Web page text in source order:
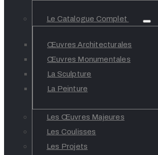
Le Catalogue Complet
Œuvres Architecturales
Œuvres Monumentales
La Sculpture
La Peinture
Les Œuvres Majeures
Les Coulisses
Les Projets